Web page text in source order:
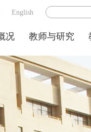
English
况 教师与研究